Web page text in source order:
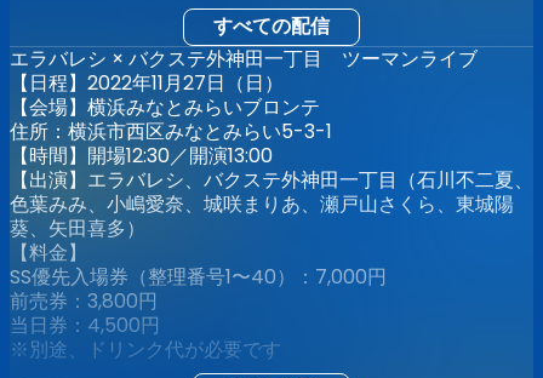
すべての配信
エラバレシ × バクステ外神田一丁目 ツーマンライブ
【日程】2022年11月27日（日）
【会場】横浜みなとみらいブロンテ
住所：横浜市西区みなとみらい5-3-1
【時間】開場12:30／開演13:00
【出演】エラバレシ、バクステ外神田一丁目（石川不二夏、
色葉みみ、小嶋愛奈、城咲まりあ、瀬戸山さくら、東城陽
葵、矢田喜多）
【料金】
SS優先入場券（整理番号1〜40）：7,000円
前売券：3,800円
当日券：4,500円
※別途、ドリンク代が必要です